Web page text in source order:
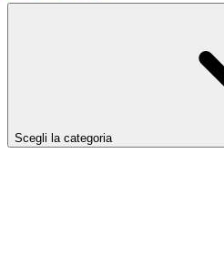
Scegli la categoria